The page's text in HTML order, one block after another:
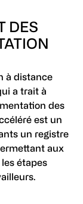
DES
à distance
a trait à
des
est un
un registre
aux
étapes